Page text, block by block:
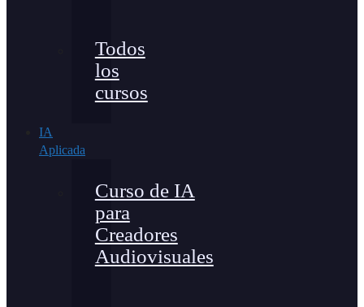
Todos
los
cursos
IA
Aplicada
Curso de IA
para
Creadores
Audiovisuales